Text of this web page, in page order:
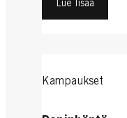
Lue lisää
Kampaukset